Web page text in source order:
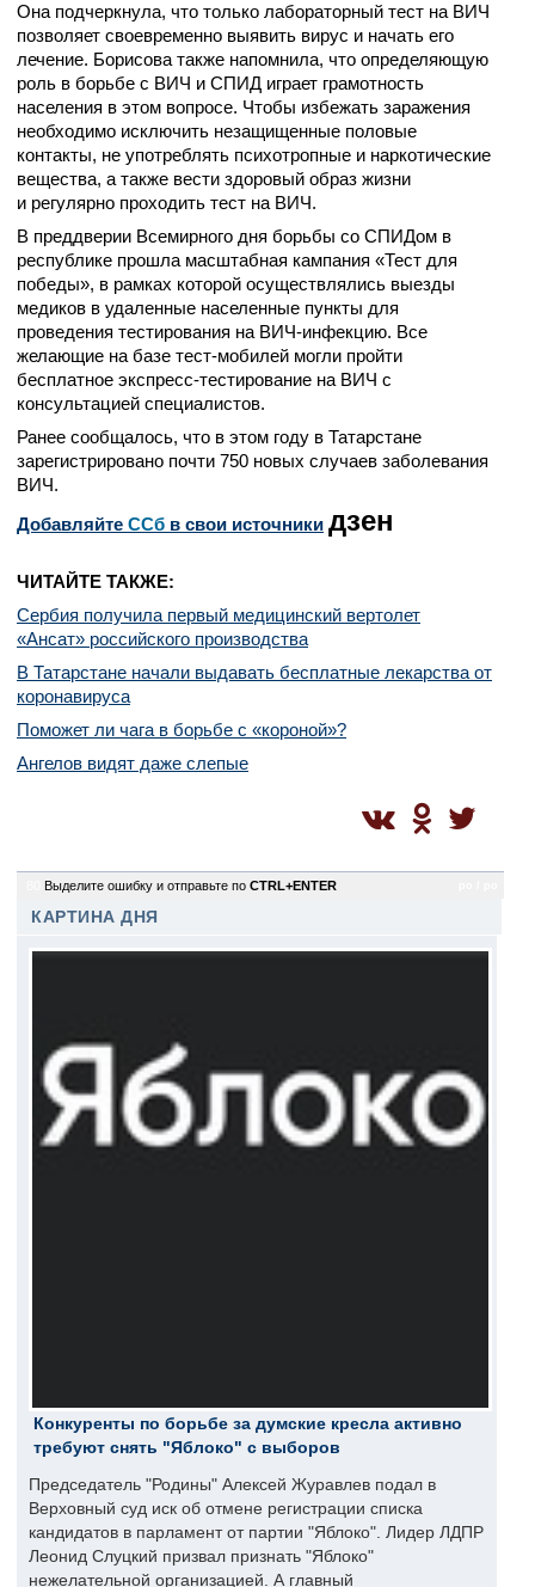
Она подчеркнула, что только лабораторный тест на ВИЧ
позволяет своевременно выявить вирус и начать его
лечение. Борисова также напомнила, что определяющую
роль в борьбе с ВИЧ и СПИД играет грамотность
населения в этом вопросе. Чтобы избежать заражения
необходимо исключить незащищенные половые
контакты, не употреблять психотропные и наркотические
вещества, а также вести здоровый образ жизни
и регулярно проходить тест на ВИЧ.
В преддверии Всемирного дня борьбы со СПИДом в
республике прошла масштабная кампания «Тест для
победы», в рамках которой осуществлялись выезды
медиков в удаленные населенные пункты для
проведения тестирования на ВИЧ-инфекцию. Все
желающие на базе тест-мобилей могли пройти
бесплатное экспресс-тестирование на ВИЧ с
консультацией специалистов.
Ранее сообщалось, что в этом году в Татарстане
зарегистрировано почти 750 новых случаев заболевания
ВИЧ.
Добавляйте CСб в свои источники дзен
ЧИТАЙТЕ ТАКЖЕ:
Сербия получила первый медицинский вертолет
«Ансат» российского производства
В Татарстане начали выдавать бесплатные лекарства от
коронавируса
Поможет ли чага в борьбе с «короной»?
Ангелов видят даже слепые
Выделите ошибку и отправьте по CTRL+ENTER
КАРТИНА ДНЯ
Конкуренты по борьбе за думские кресла активно
требуют снять "Яблоко" с выборов
Председатель "Родины" Алексей Журавлев подал в
Верховный суд иск об отмене регистрации списка
кандидатов в парламент от партии "Яблоко". Лидер ЛДПР
Леонид Слуцкий призвал признать "Яблоко"
нежелательной организацией. А главный